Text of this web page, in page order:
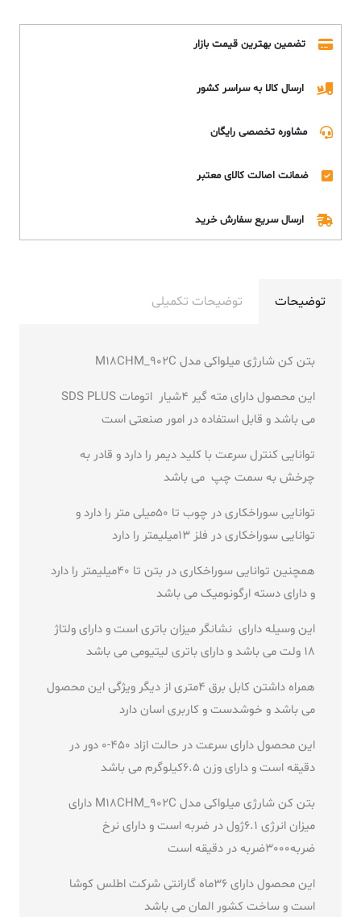
تضمین بهترین قیمت بازار
ارسال کالا به سراسر کشور
مشاوره تخصصی رایگان
ضمانت اصالت کالای معتبر
ارسال سریع سفارش خرید
توضیحات توضیحات تکمیلی
بتن کن شارژی میلواکی مدل M18CHM_902C
این محصول دارای مته گیر 4شیار اتومات SDS PLUS
می باشد و قابل استفاده در امور صنعتی است
توانایی کنترل سرعت با کلید دیمر را دارد و قادر به
چرخش به سمت چپ می باشد
توانایی سوراخکاری در چوب تا 50میلی متر را دارد و
توانایی سوراخکاری در فلز 13میلیمتر را دارد
همچنین توانایی سوراخکاری در بتن تا 40میلیمتر را دارد
و دارای دسته ارگونومیک می باشد
این وسیله دارای نشانگر میزان باتری است و دارای ولتاژ
18 ولت می باشد و دارای باتری لیتیومی می باشد
همراه داشتن کابل برق 4متری از دیگر ویژگی این محصول
می باشد و خوشدست و کاربری اسان دارد
این محصول دارای سرعت در حالت ازاد 450-0 دور در
دقیقه است و دارای وزن 6.5کیلوگرم می باشد
بتن کن شارژی میلواکی مدل M18CHM_902C دارای
میزان انرژی 6.1ژول در ضربه است و دارای نرخ
ضربه3000ضربه در دقیقه است
این محصول دارای 36ماه گارانتی شرکت اطلس کوشا
است و ساخت کشور المان می باشد